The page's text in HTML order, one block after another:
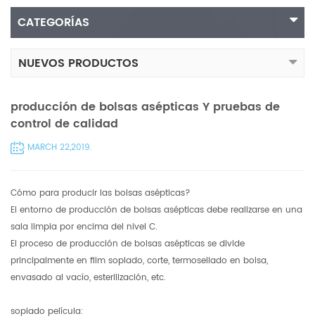
CATEGORÍAS
NUEVOS PRODUCTOS
producción de bolsas asépticas Y pruebas de
control de calidad
MARCH 22,2019.
Cómo para producir las bolsas asépticas?
El entorno de producción de bolsas asépticas debe realizarse en una
sala limpia por encima del nivel C.
El proceso de producción de bolsas asépticas se divide
principalmente en film soplado, corte, termosellado en bolsa,
envasado al vacío, esterilización, etc.
soplado película: